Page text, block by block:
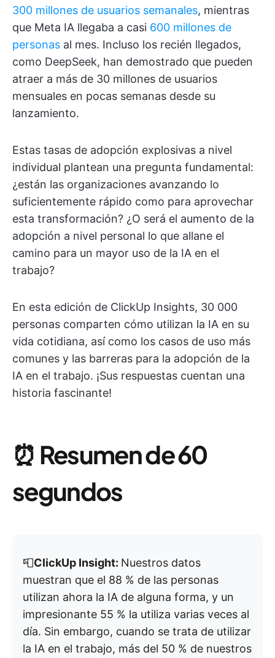
300 millones de usuarios semanales, mientras
que Meta IA llegaba a casi 600 millones de
personas al mes. Incluso los recién llegados,
como DeepSeek, han demostrado que pueden
atraer a más de 30 millones de usuarios
mensuales en pocas semanas desde su
lanzamiento.
Estas tasas de adopción explosivas a nivel
individual plantean una pregunta fundamental:
¿están las organizaciones avanzando lo
suficientemente rápido como para aprovechar
esta transformación? ¿O será el aumento de la
adopción a nivel personal lo que allane el
camino para un mayor uso de la IA en el
trabajo?
En esta edición de ClickUp Insights, 30 000
personas comparten cómo utilizan la IA en su
vida cotidiana, así como los casos de uso más
comunes y las barreras para la adopción de la
IA en el trabajo. ¡Sus respuestas cuentan una
historia fascinante!
⏰ Resumen de 60
segundos
📮ClickUp Insight: Nuestros datos
muestran que el 88 % de las personas
utilizan ahora la IA de alguna forma, y un
impresionante 55 % la utiliza varias veces al
día. Sin embargo, cuando se trata de utilizar
la IA en el trabajo, más del 50 % de nuestros